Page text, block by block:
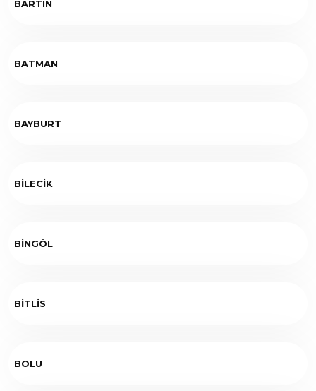
BARTIN
BATMAN
BAYBURT
BİLECİK
BİNGÖL
BİTLİS
BOLU